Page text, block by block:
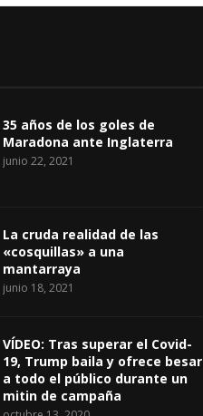
35 años de los goles de
Maradona ante Inglaterra
junio 22, 2021
La cruda realidad de las
«cosquillas» a una
mantarraya
junio 18, 2021
VÍDEO: Tras superar el Covid-
19, Trump baila y ofrece besar
a todo el público durante un
mitin de campaña